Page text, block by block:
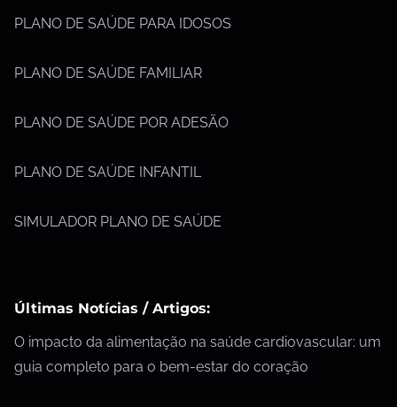
PLANO DE SAÚDE PARA IDOSOS
PLANO DE SAÚDE FAMILIAR
PLANO DE SAÚDE POR ADESÃO
PLANO DE SAÚDE INFANTIL
SIMULADOR PLANO DE SAÚDE
Últimas Notícias / Artigos:
O impacto da alimentação na saúde cardiovascular: um
guia completo para o bem-estar do coração